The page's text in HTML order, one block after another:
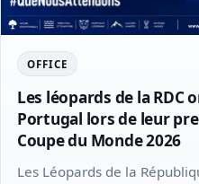
OFFICE
Les léopards de la RDC
Portugal lors de leur
Coupe du Monde 2026
Les Léopards de la